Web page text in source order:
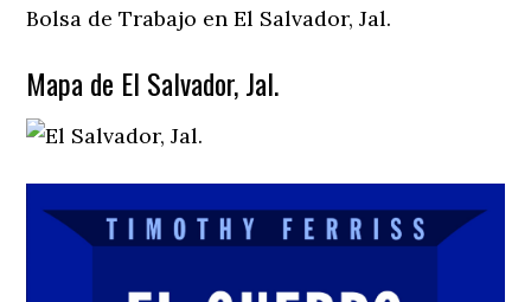
Bolsa de Trabajo en El Salvador, Jal.
Mapa de El Salvador, Jal.